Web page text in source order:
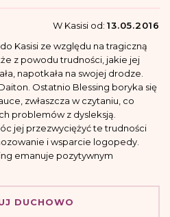
W Kasisi od: 13.05.2016
Kasisi ze względu na tragiczną
z powodu trudności, jakie jej
napotkała na swojej drodze.
Ostatnio Blessing boryka się
zwłaszcza w czytaniu, co
problemów z dysleksją.
jej przezwyciężyć te trudności
i wsparcie logopedy.
emanuje pozytywnym
DUCHOWO